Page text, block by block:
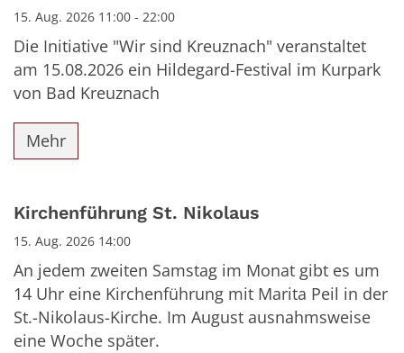
15. Aug. 2026 11:00 - 22:00
Die Initiative "Wir sind Kreuznach" veranstaltet
am 15.08.2026 ein Hildegard-Festival im Kurpark
von Bad Kreuznach
Mehr
Kirchenführung St. Nikolaus
15. Aug. 2026 14:00
An jedem zweiten Samstag im Monat gibt es um
14 Uhr eine Kirchenführung mit Marita Peil in der
St.-Nikolaus-Kirche. Im August ausnahmsweise
eine Woche später.